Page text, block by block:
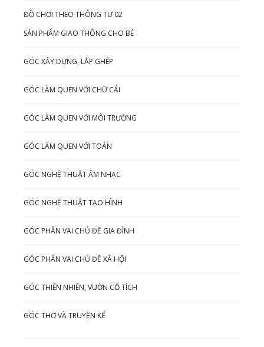
ĐỒ CHƠI THEO THÔNG TƯ 02
SẢN PHẨM GIAO THÔNG CHO BÉ
GÓC XÂY DỰNG, LẮP GHÉP
GÓC LÀM QUEN VỚI CHỮ CÁI
GÓC LÀM QUEN VỚI MÔI TRƯỜNG
GÓC LÀM QUEN VỚI TOÁN
GÓC NGHỆ THUẬT ÂM NHẠC
GÓC NGHỆ THUẬT TẠO HÌNH
GÓC PHÂN VAI CHỦ ĐỀ GIA ĐÌNH
GÓC PHÂN VAI CHỦ ĐỀ XÃ HỘI
GÓC THIÊN NHIÊN, VƯỜN CỔ TÍCH
GÓC THƠ VÀ TRUYỆN KỂ